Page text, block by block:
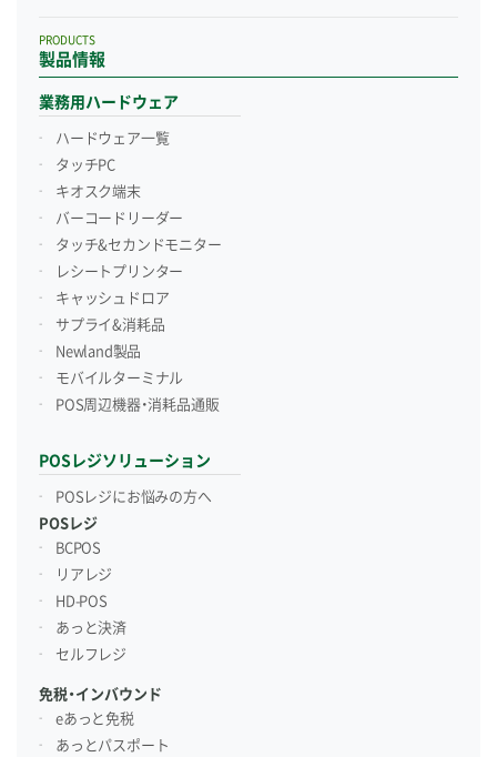
製品情報
PRODUCTS
業務用ハードウェア
ハードウェア一覧
タッチPC
キオスク端末
バーコードリーダー
タッチ&セカンドモニター
レシートプリンター
キャッシュドロア
サプライ&消耗品
Newland製品
モバイルターミナル
POS周辺機器・消耗品通販
POSレジソリューション
POSレジにお悩みの方へ
POSレジ
BCPOS
リアレジ
HD-POS
あっと決済
セルフレジ
免税・インバウンド
eあっと免税
あっとパスポート